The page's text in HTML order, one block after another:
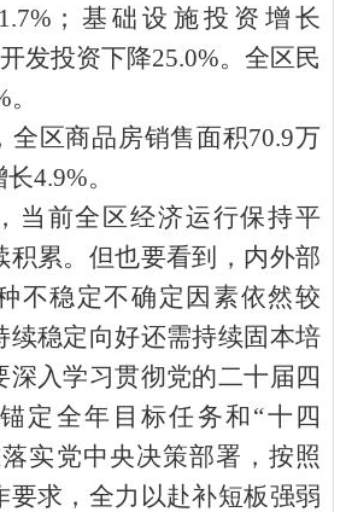
；基础设施投资增长
发投资下降25.0%。全区民
全区商品房销售面积70.9万
4.9%。
当前全区经济运行保持平
积累。但也要看到，内外部
不稳定不确定因素依然较
续稳定向好还需持续固本培
深入学习贯彻党的二十届四
定全年目标任务和 “十四
实党中央决策部署，按照
要求，全力以赴补短板强弱